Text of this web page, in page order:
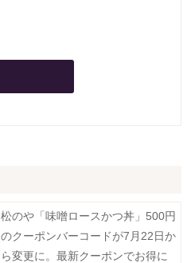
松のや「味噌ロースかつ丼」500円
のクーポンバーコードが7月22日か
ら変更に。最新クーポンでお得に